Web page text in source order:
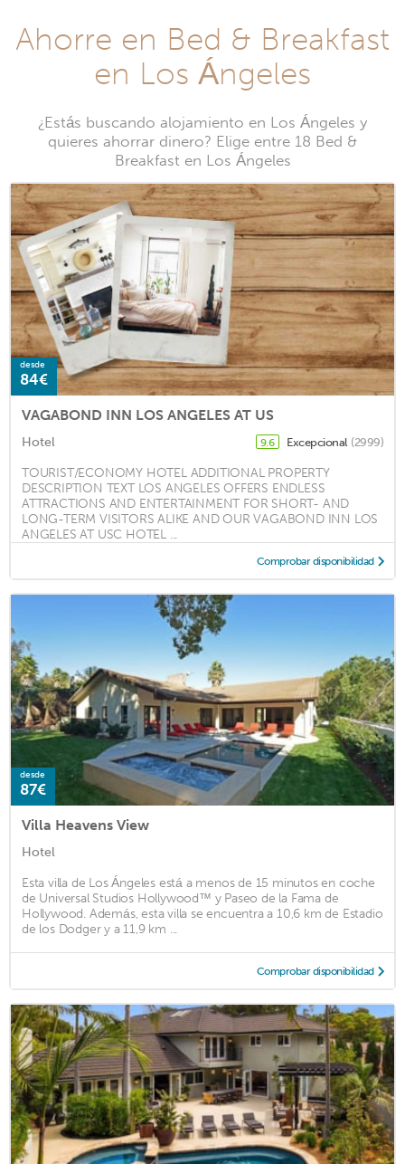
Ahorre en Bed & Breakfast
en Los Ángeles
¿Estás buscando alojamiento en Los Ángeles y
quieres ahorrar dinero? Elige entre 18 Bed &
Breakfast en Los Ángeles
desde
84€
VAGABOND INN LOS ANGELES AT US
Hotel 9.6 Excepcional (2999)
TOURIST/ECONOMY HOTEL ADDITIONAL PROPERTY
DESCRIPTION TEXT LOS ANGELES OFFERS ENDLESS
ATTRACTIONS AND ENTERTAINMENT FOR SHORT- AND
LONG-TERM VISITORS ALIKE AND OUR VAGABOND INN LOS
ANGELES AT USC HOTEL ...
Comprobar disponibilidad
desde
87€
Villa Heavens View
Hotel
Esta villa de Los Ángeles está a menos de 15 minutos en coche
de Universal Studios Hollywood™ y Paseo de la Fama de
Hollywood. Además, esta villa se encuentra a 10,6 km de Estadio
de los Dodger y a 11,9 km ...
Comprobar disponibilidad